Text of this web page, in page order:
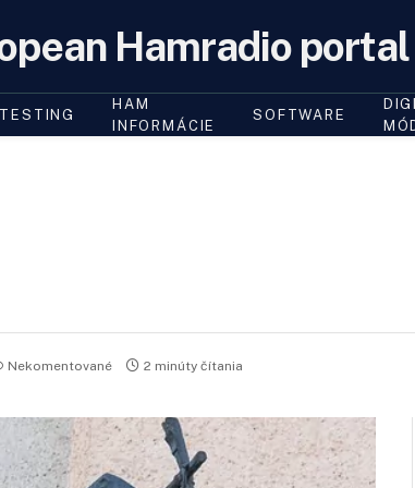
Hamradio portal
HAM
INFORMÁCIE
SOFTWARE
Nekomentované 2 minúty čítania